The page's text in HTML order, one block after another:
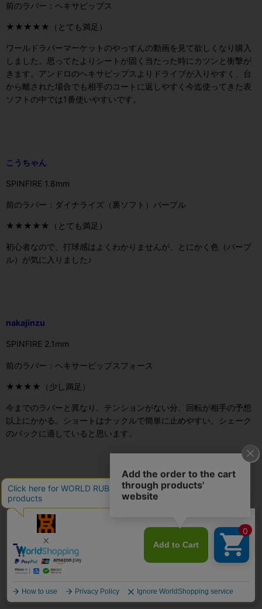
前のラバー：ヘキサピップス
★★★★★（とても満足）
ワールドラバーマーケットのやっすんの動画を見て欲しくなり購入
しました。思ってたよりシートが固く当たった時にカツンと衝撃が
きます。アンドロのヘキサピップスよりドライブが入りやすく、台
から離された場合でも相手のコートに返しやすく今迄使ってきた表
ソフトの中では1番使いやすいです。
こうちゃん
SPINFIRE 1.8mm
前のラバー：ダイナライズ（裏ソフト）パープル
★★★★★（とても満足）
初心者なので、打球感はよくわかりませんが、とにかく色（パープ
ル）が気に入りました♪
nakajinzu
SPINFIRE 2.1mm
前のラバー：ヘキサーピップスフォース
★★★★（少し満足）
今までのラバーと異なり、テンションがない分、回転が相手の予想
以上にかかる。ショートはナックルで簡単に止めやすい。シェーク
のバックに適していると思います。
ぽたぽた
SPINFIRE 1.8mm
前のラバー：スピンピプス
★★★★（少し満足）